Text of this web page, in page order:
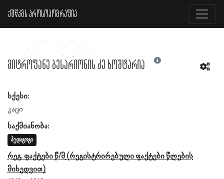
ქშწკგს პროსოპოგრაფია
მიტროფანე ბესარიონის ძე ხოშტარია
სქესი:
კაცი
საქმიანობა:
პედაგოგი
რეგ. ფაქტები წ/მ